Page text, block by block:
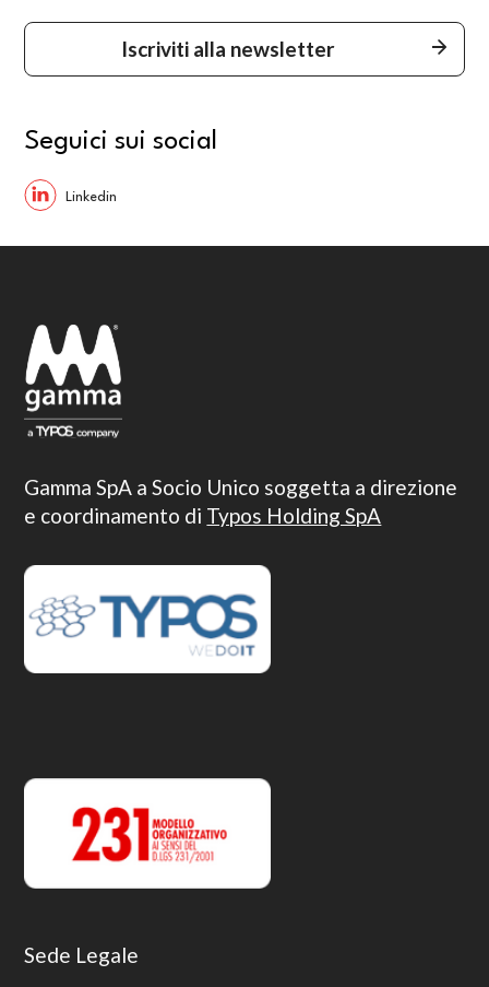
Iscriviti alla newsletter
Seguici sui social
Gamma SpA a Socio Unico soggetta a direzione
e coordinamento di Typos Holding SpA
Sede Legale